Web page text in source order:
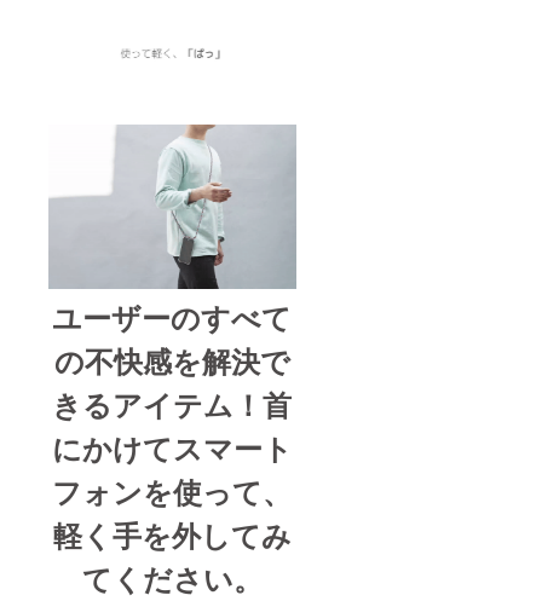
ユーザーのすべて
の不快感を解決で
きるアイテム！首
にかけてスマート
フォンを使って、
軽く手を外してみ
てください。